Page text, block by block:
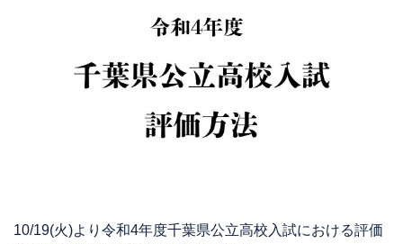
10/19(火)より令和4年度千葉県公立高校入試における評価